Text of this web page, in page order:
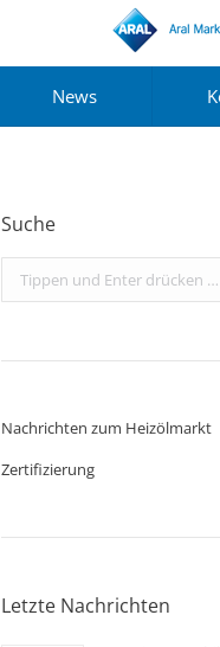
News
Suche
Search:
Nachrichten zum Heizölmarkt
Zertifizierung
Letzte Nachrichten